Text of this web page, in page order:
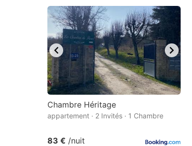
Chambre Héritage
appartement · 2 Invités · 1 Chambre
83 € /nuit